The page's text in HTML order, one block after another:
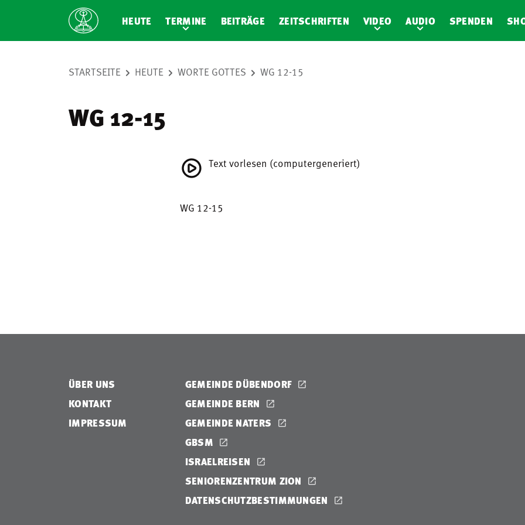
HEUTE TERMINE BEITRÄGE ZEITSCHRIFTEN VIDEO AUDIO SPENDEN
STARTSEITE HEUTE WORTE GOTTES WG 12-15
WG 12-15
Text vorlesen (computergeneriert)
WG 12-15
ÜBER UNS
KONTAKT
IMPRESSUM
GEMEINDE DÜBENDORF
GEMEINDE BERN
GEMEINDE NATERS
GBSM
ISRAELREISEN
SENIORENZENTRUM ZION
DATENSCHUTZBESTIMMUNGEN